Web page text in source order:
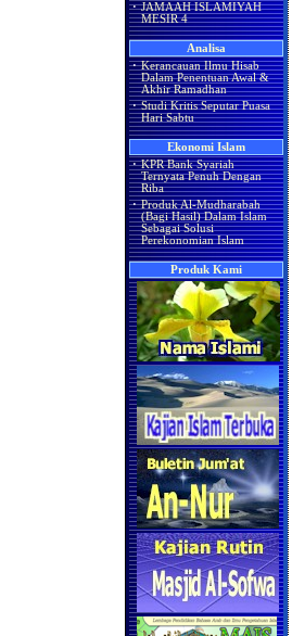
· JAMAAH ISLAMIYAH
MESIR 4
Analisa
· Kerancauan Ilmu Hisab
Dalam Penentuan Awal &
Akhir Ramadhan
· Studi Kritis Seputar Puasa
Hari Sabtu
Ekonomi Islam
· KPR Bank Syariah
Ternyata Penuh Dengan
Riba
· Produk Al-Mudharabah
(Bagi Hasil) Dalam Islam
Sebagai Solusi
Perekonomian Islam
Produk Kami